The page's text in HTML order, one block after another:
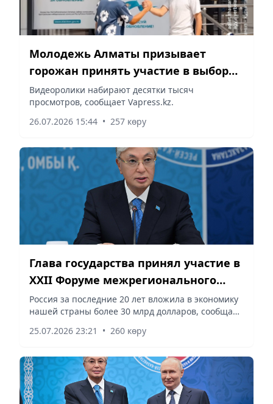
Молодежь Алматы призывает
горожан принять участие в выборах
депутатов Курултая
Видеоролики набирают десятки тысяч
просмотров, сообщает Vapress.kz.
26.07.2026 15:44 • 257 көру
Глава государства принял участие в
XXII Форуме межрегионального
сотрудничества Казахстана и
России
Россия за последние 20 лет вложила в экономику
нашей страны более 30 млрд долларов, сообщает
25.07.2026 23:21 • 260 көру